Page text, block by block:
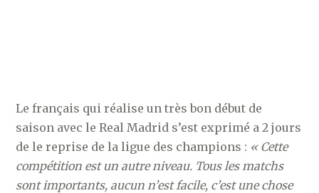
Le français qui réalise un très bon début de
saison avec le Real Madrid s’est exprimé a 2 jours
de le reprise de la ligue des champions : « Cette
compétition est un autre niveau. Tous les matchs
sont importants, aucun n’est facile, c’est une chose